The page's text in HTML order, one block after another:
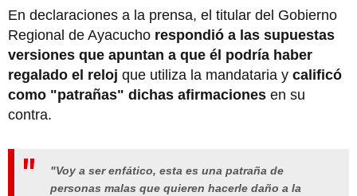
En declaraciones a la prensa, el titular del Gobierno
Regional de Ayacucho respondió a las supuestas
versiones que apuntan a que él podría haber
regalado el reloj que utiliza la mandataria y calificó
como "patrañas" dichas afirmaciones en su
contra.
"Voy a ser enfático, esta es una patraña de
personas malas que quieren hacerle daño a la